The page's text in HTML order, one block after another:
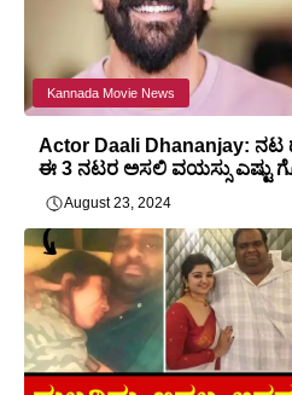
Kannada Movie News
Actor Daali Dhananjay:
ಈ 3 ನಟರ ಅಸಲಿ ವಯಸ್ಸು ಎಷ್ಟು
August 23, 2024